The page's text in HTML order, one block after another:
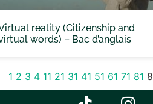
reality (Citizenship and
words) – Bac d’anglais
1 2 3 4 11 21 31 41 51 61 71 81